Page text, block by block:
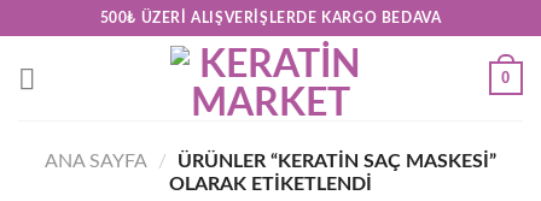
content
500₺ ÜZERI ALIŞVERIŞLERDE KARGO BEDAVA
0
ANA SAYFA /
ÜRÜNLER “KERATIN SAÇ MASKESI”
OLARAK ETIKETLENDI